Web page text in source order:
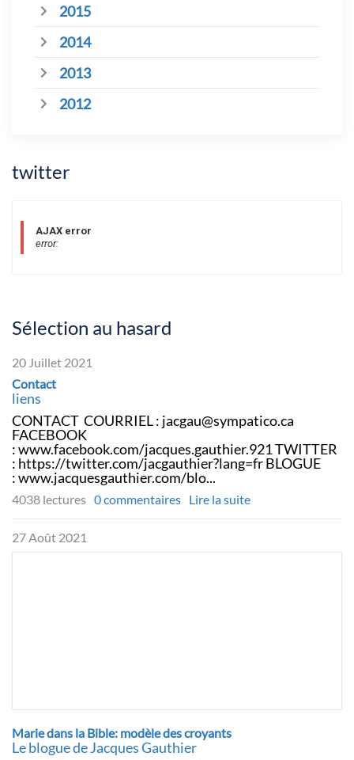
2015
2014
2013
2012
twitter
AJAX error
error:
Sélection au hasard
20 Juillet 2021
Contact
liens
CONTACT COURRIEL : jacgau@sympatico.ca
FACEBOOK
: www.facebook.com/jacques.gauthier.921 TWITTER
: https://twitter.com/jacgauthier?lang=fr BLOGUE
: www.jacquesgauthier.com/blo...
4038 lectures 0 commentaires Lire la suite
27 Août 2021
Marie dans la Bible: modèle des croyants
Le blogue de Jacques Gauthier